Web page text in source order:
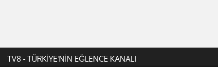
TV8 - TÜRKİYE'NİN EĞLENCE KANALI